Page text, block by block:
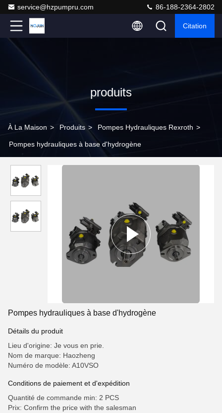
service@hzpumpru.com 86-188-2364-2802
Citation
produits
À La Maison > Produits > Pompes Hydrauliques Rexroth >
Pompes hydrauliques à base d'hydrogène
Pompes hydrauliques à base d'hydrogène
Détails du produit
Lieu d'origine: Je vous en prie.
Nom de marque: Haozheng
Numéro de modèle: A10VSO
Conditions de paiement et d'expédition
Quantité de commande min: 2 PCS
Prix: Confirm the price with the salesman